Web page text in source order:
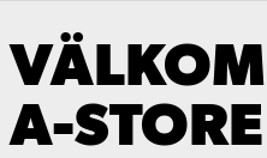
A-STORE